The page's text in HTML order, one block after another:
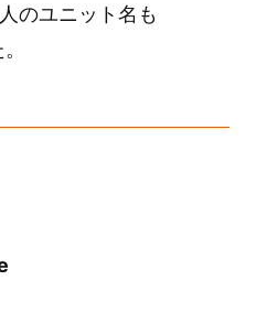
のユニット名も